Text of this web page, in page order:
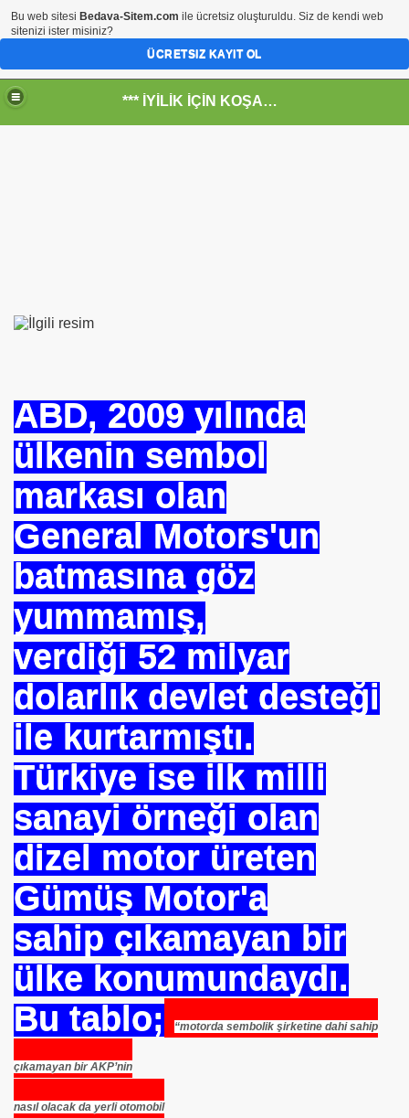
*** İYİLİK İÇİN KOŞANLARIN YERİ***
ABD, 2009 yılında
ülkenin sembol
markası olan
General Motors'un
batmasına göz
yummamış,
verdiği 52 milyar
dolarlık devlet desteği
ile kurtarmıştı.
Türkiye ise ilk milli
sanayi örneği olan
dizel motor üreten
Gümüş Motor'a
sahip çıkamayan bir
ülke konumundaydı.
Bu tablo;
“motorda sembolik şirketine dahi sahip
çıkamayan bir AKP’nin
nasıl olacak da yerli otomobil
- HİDROJEN ENERJİ MRK *NASIL ENGELLENDİ* !!!
-Engellenen Mühendis !!!
Halal Food
AS-DER.
TARİHİ MÜZESİ
Bu web sitesi Bedava-Sitem.com ile ücretsiz oluşturuldu. Siz de kendi web
sitenizi ister misiniz?
ÜCRETSIZ KAYIT OL